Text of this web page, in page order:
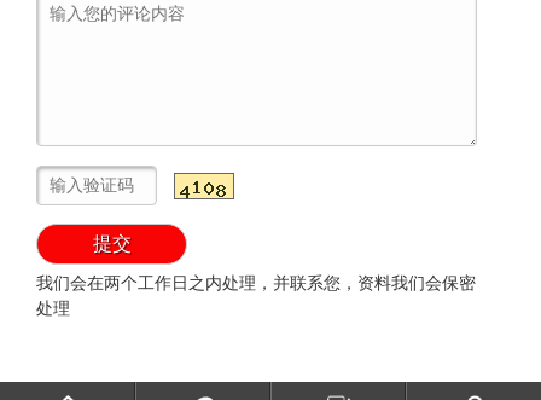
我们会在两个工作日之内处理，并联系您，资料我们会保密
处理